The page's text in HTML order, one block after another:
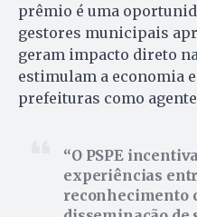
prêmio é uma
gestores municipais
geram impacto direto
estimulam a economia
prefeituras como
O PSPE
experiências
reconhecimento